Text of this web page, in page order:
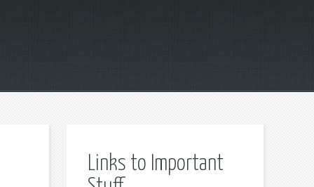
Links to Important